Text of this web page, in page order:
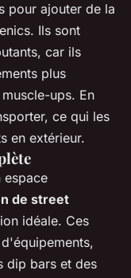
pour ajouter de la
Ils sont
car ils
plus
ups. En
ce qui les
en extérieur.
espace
de street
idéale. Ces
dip bars et des